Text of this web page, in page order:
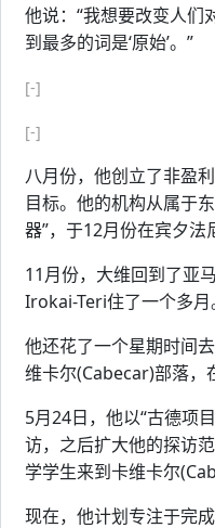
他说：“我想要改变人们
到最多的词是‘原始’。”
[-]
[-]
八月份，他创立了非盈
目标。他的机构从属于
器”，于12月份在宾夕法
11月份，大维回到了亚
Irokai-Teri住了一个多月
他还花了一个星期时间
维卡尔(Cabecar)部落，
5月24日，他以“古德项
访，之后扩大他的探访
学学生来到卡维卡尔
现在，他计划专注于完